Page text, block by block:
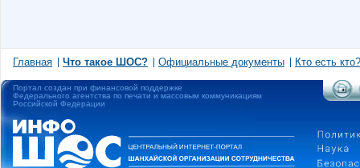
Главная Что такое ШОС? Официальные документы Кто есть кто?
Портал создан при финансовой поддержке
Федерального агентства по печати и массовым коммуникациям
Российской Федерации